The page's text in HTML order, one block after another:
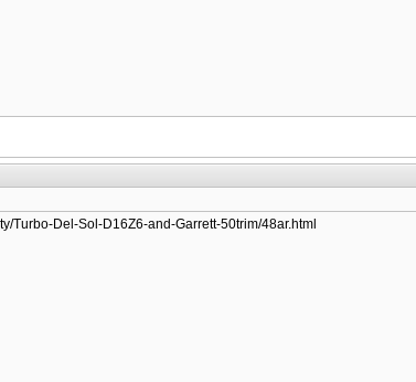
Turbo-Del-Sol-D16Z6-and-Garrett-50trim/48ar.html